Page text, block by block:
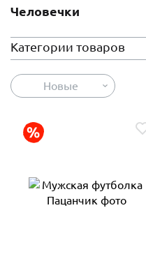
Человечки
Категории товаров
Новые